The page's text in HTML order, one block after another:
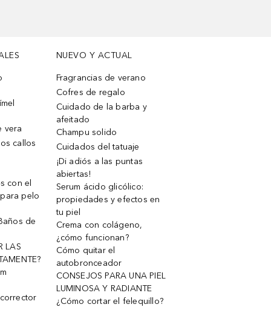
vera
callos
con el
pelo
de
LAS
NUEVO Y ACTUAL
Fragrancias de verano
Cofres de regalo
Cuidado de la barba y
afeitado
Champu solido
Cuidados del tatuaje
¡Di adiós a las puntas
abiertas!
Serum ácido glicólico:
propiedades y efectos en
tu piel
Crema con colágeno,
¿cómo funcionan?
Cómo quitar el
autobronceador
CONSEJOS PARA UNA PIEL
LUMINOSA Y RADIANTE
¿Cómo cortar el felequillo?